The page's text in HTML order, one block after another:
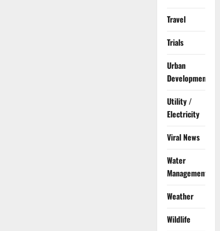
Travel
Trials
Urban
Development
Utility /
Electricity
Viral News
Water
Management
Weather
Wildlife